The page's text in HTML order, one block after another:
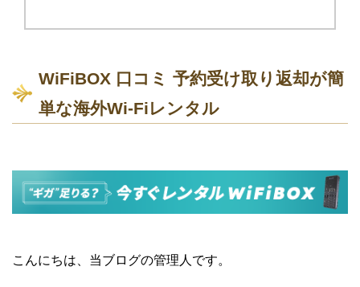
WiFiBOX 口コミ 予約受け取り返却が簡
単な海外Wi-Fiレンタル
こんにちは、当ブログの管理人です。